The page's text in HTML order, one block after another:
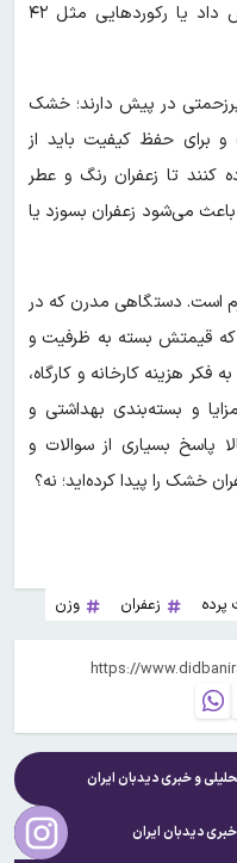
۱۵ تا ۲۰ کیلوگرم در هر هکتار افزایش داد یا رکوردهایی مثل ۴۲
در پیش دارند؛ خشک
برای حفظ کیفیت باید از
کنند تا زعفران رنگ و عطر
می‌شود زعفران بسوزد یا
است. دستگاهی مدرن که در
که قیمتش بسته به ظرفیت و
هزینه کارخانه و کارگاه،
و بسته‌بندی بهداشتی و
پاسخ بسیاری از سوالات و
خشک را پیدا کرده‌اید؛ نه؟
زعفران وزن
و خبریدیدبان ایران
خبریدیدبان ایران